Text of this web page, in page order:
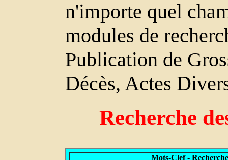
n'importe quel
modules de
Publication de
Décès, Actes
Recherche
Mots-Clef -